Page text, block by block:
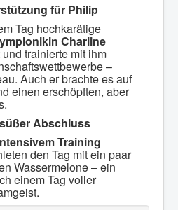
für Philip
Tag hochkarätige
Charline
trainierte mit ihm
–
Auch er brachte es auf
einen erschöpften, aber
Abschluss
Training
den Tag mit ein paar
Wassermelone – ein
einem Tag voller